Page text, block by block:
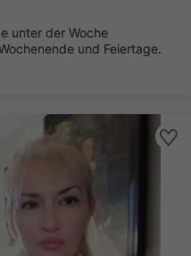
unter der Woche
und Feiertage.